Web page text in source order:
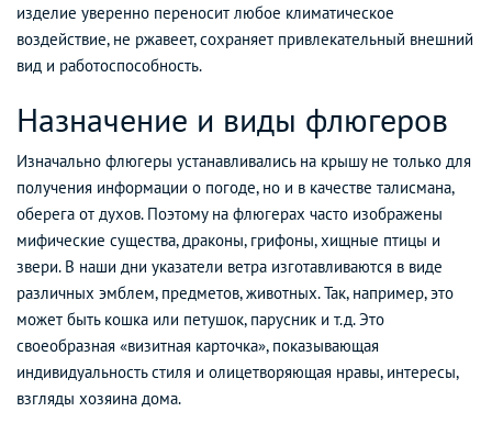
изделие уверенно переносит любое климатическое
воздействие, не ржавеет, сохраняет привлекательный внешний
вид и работоспособность.
Назначение и виды флюгеров
Изначально флюгеры устанавливались на крышу не только для
получения информации о погоде, но и в качестве талисмана,
оберега от духов. Поэтому на флюгерах часто изображены
мифические существа, драконы, грифоны, хищные птицы и
звери. В наши дни указатели ветра изготавливаются в виде
различных эмблем, предметов, животных. Так, например, это
может быть кошка или петушок, парусник и т.д. Это
своеобразная «визитная карточка», показывающая
индивидуальность стиля и олицетворяющая нравы, интересы,
взгляды хозяина дома.